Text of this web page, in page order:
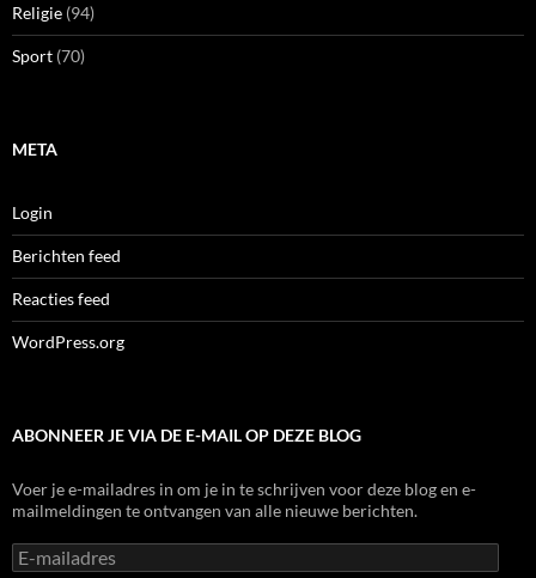
Religie (94)
Sport (70)
META
Login
Berichten feed
Reacties feed
WordPress.org
ABONNEER JE VIA DE E-MAIL OP DEZE BLOG
Voer je e-mailadres in om je in te schrijven voor deze blog en e-
mailmeldingen te ontvangen van alle nieuwe berichten.
E-
mailadres